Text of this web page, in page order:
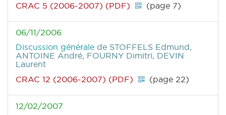
CRAC 5 (2006-2007) (PDF)
(page 7)
06/11/2006
Discussion générale de STOFFELS Edmund,
ANTOINE André, FOURNY Dimitri, DEVIN
Laurent
CRAC 12 (2006-2007) (PDF)
(page 22)
12/02/2007